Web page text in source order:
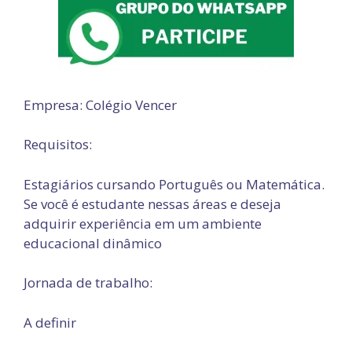
Empresa: Colégio Vencer
Requisitos:
Estagiários cursando Português ou Matemática.
Se você é estudante nessas áreas e deseja
adquirir experiência em um ambiente
educacional dinâmico
Jornada de trabalho:
A definir